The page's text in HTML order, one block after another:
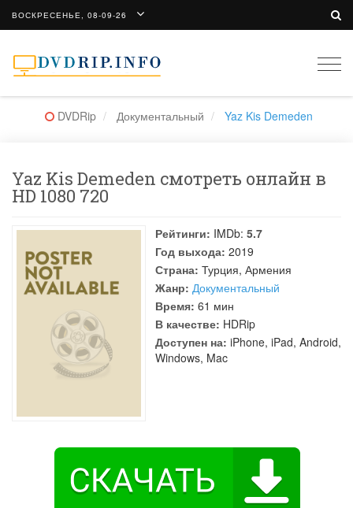
ВОСКРЕСЕНЬЕ, 08-09-26
DVDRip Документальный Yaz Kis Demeden
Yaz Kis Demeden смотреть онлайн в
HD 1080 720
Рейтинги: IMDb: 5.7
Год выхода: 2019
Страна: Турция, Армения
Жанр: Документальный
Время: 61 мин
В качестве: HDRip
Доступен на: iPhone, iPad, Android,
Windows, Mac